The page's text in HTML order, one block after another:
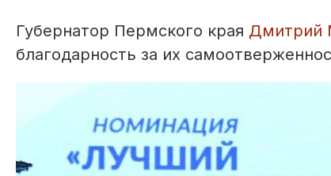
Губернатор Пермского края Дмитрий
благодарность за их